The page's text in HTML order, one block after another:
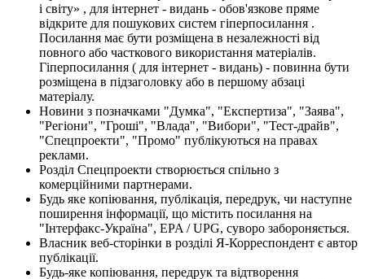
і світу» , для інтернет - видань - обов'язкове пряме
відкрите для пошукових систем гіперпосилання .
Посилання має бути розміщена в незалежності від
повного або часткового використання матеріалів.
Гіперпосилання ( для інтернет - видань) - повинна бути
розміщена в підзаголовку або в першому абзаці
матеріалу.
Новини з позначками "Думка", "Експертиза", "Заява",
"Регіони", "Гроші", "Влада", "Вибори", "Тест-драйв",
"Спецпроекти", "Промо" публікуються на правах
реклами.
Розділ Спецпроекти створюється спільно з
комерційними партнерами.
Будь яке копіювання, публікація, передрук, чи наступне
поширення інформації, що містить посилання на
"Інтерфакс-Україна", EPA / UPG, суворо забороняється.
Власник веб-сторінки в розділі Я-Корреспондент є автор
публікації.
Будь-яке копіювання, передрук та відтворення